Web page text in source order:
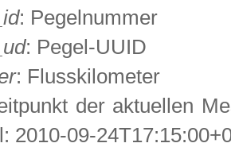
: Pegelnummer
: Pegel-UUID
: Flusskilometer
der aktuellen
2010-09-